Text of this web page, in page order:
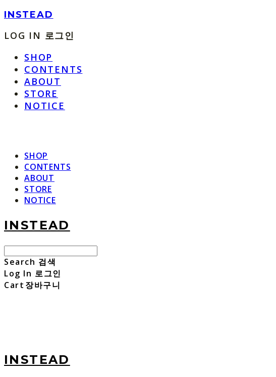
INSTEAD
LOG IN 로그인
SHOP
CONTENTS
ABOUT
STORE
NOTICE
SHOP
CONTENTS
ABOUT
STORE
NOTICE
INSTEAD
Search 검색
Log In 로그인
Cart 장바구니
INSTEAD